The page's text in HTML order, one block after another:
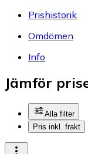
Prishistorik
Omdömen
Info
Jämför
Alla filter
Pris inkl. frakt